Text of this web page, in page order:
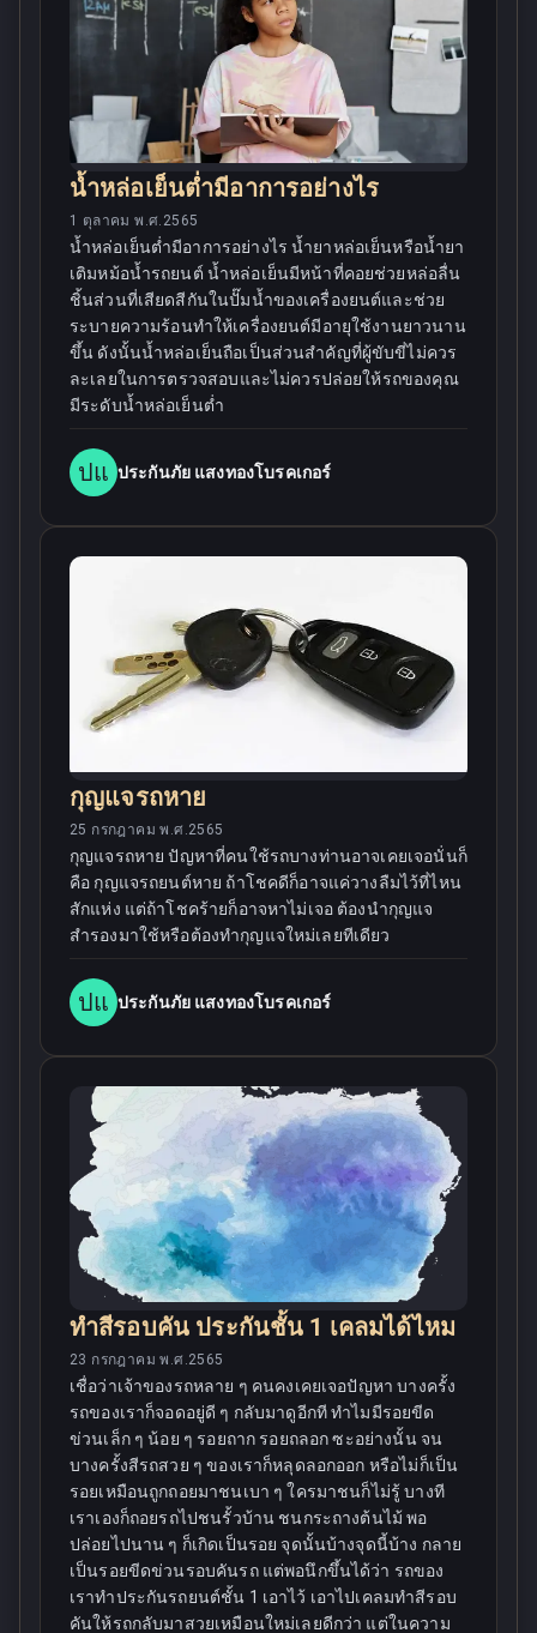
น้ำหล่อเย็นต่ำมีอาการอย่างไร
1 ตุลาคม พ.ศ.2565
น้ำหล่อเย็นต่ำมีอาการอย่างไร น้ำยาหล่อเย็นหรือน้ำยา
เติมหม้อน้ำรถยนต์ น้ำหล่อเย็นมีหน้าที่คอยช่วยหล่อลื่น
ชิ้นส่วนที่เสียดสีกันในปั๊มน้ำของเครื่องยนต์และช่วย
ระบายความร้อนทำให้เครื่องยนต์มีอายุใช้งานยาวนาน
ขึ้น ดังนั้นน้ำหล่อเย็นถือเป็นส่วนสำคัญที่ผู้ขับขี่ไม่ควร
ละเลยในการตรวจสอบและไม่ควรปล่อยให้รถของคุณ
มีระดับน้ำหล่อเย็นต่ำ
ปแ ประกันภัย แสงทองโบรคเกอร์
กุญแจรถหาย
25 กรกฎาคม พ.ศ.2565
กุญแจรถหาย ปัญหาที่คนใช้รถบางท่านอาจเคยเจอนั่นก็
คือ กุญแจรถยนต์หาย ถ้าโชคดีก็อาจแค่วางลืมไว้ที่ไหน
สักแห่ง แต่ถ้าโชคร้ายก็อาจหาไม่เจอ ต้องนำกุญแจ
สำรองมาใช้หรือต้องทำกุญแจใหม่เลยทีเดียว
ปแ ประกันภัย แสงทองโบรคเกอร์
ทำสีรอบคัน ประกันชั้น 1 เคลมได้ไหม
23 กรกฎาคม พ.ศ.2565
เชื่อว่าเจ้าของรถหลาย ๆ คนคงเคยเจอปัญหา บางครั้ง
รถของเราก็จอดอยู่ดี ๆ กลับมาดูอีกที ทำไมมีรอยขีด
ข่วนเล็ก ๆ น้อย ๆ รอยถาก รอยถลอก ซะอย่างนั้น จน
บางครั้งสีรถสวย ๆ ของเราก็หลุดลอกออก หรือไม่ก็เป็น
รอยเหมือนถูกถอยมาชนเบา ๆ ใครมาชนก็ไม่รู้ บางที
เราเองก็ถอยรถไปชนรั้วบ้าน ชนกระถางต้นไม้ พอ
ปล่อยไปนาน ๆ ก็เกิดเป็นรอย จุดนั้นบ้างจุดนี้บ้าง กลาย
เป็นรอยขีดข่วนรอบคันรถ แต่พอนึกขึ้นได้ว่า รถของ
เราทำประกันรถยนต์ชั้น 1 เอาไว้ เอาไปเคลมทำสีรอบ
คันให้รถกลับมาสวยเหมือนใหม่เลยดีกว่า แต่ในความ